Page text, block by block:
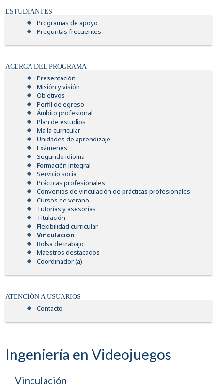
ESTUDIANTES
Programas de apoyo
Preguntas frecuentes
ACERCA DEL PROGRAMA
Presentación
Misión y visión
Objetivos
Perfil de egreso
Ámbito profesional
Plan de estudios
Malla curricular
Unidades de aprendizaje
Exámenes
Segundo idioma
Formación integral
Servicio social
Prácticas profesionales
Convenios de vinculación de prácticas profesionales
Cursos de verano
Tutorías y asesorías
Titulación
Flexibilidad curricular
Vinculación
Bolsa de trabajo
Maestros destacados
Coordinador (a)
ATENCIÓN A USUARIOS
Contacto
Ingeniería en Videojuegos
Vinculación